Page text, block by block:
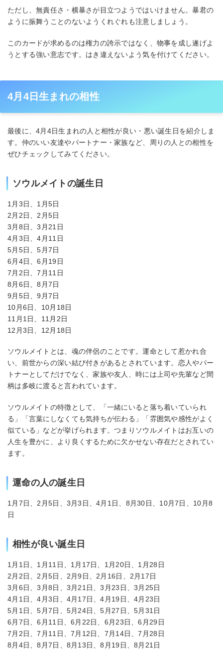
ただし、無責任さ・横暴さが目立つようではいけません。暴君の
ように振舞うことのないようくれぐれも注意しましょう。
このカードが求めるのは権力の誇示ではなく、物事を成し遂げよ
うとする強い意志です。はき違えないよう気を付けてください。
4月4日生まれの相性
最後に、4月4日生まれの人と相性が良い・悪い誕生日を紹介しま
す。仲のいい友達やパートナー・家族など、周りの人との相性を
ぜひチェックしてみてください。
ソウルメイトの誕生日
1月3日、1月5日
2月2日、2月5日
3月8日、3月21日
4月3日、4月11日
5月5日、5月7日
6月4日、6月19日
7月2日、7月11日
8月6日、8月7日
9月5日、9月7日
10月6日、10月18日
11月1日、11月2日
12月3日、12月18日
ソウルメイトとは、魂の伴侶のことです。運命として惹かれ合
い、前世からの深い結び付きがあるとされています。恋人やパー
トナーとしてだけでなく、家族や友人、時には上司や先輩など間
柄は多岐に渡ると言われています。
ソウルメイトの特徴として、「一緒にいると落ち着いていられ
る」「言葉にしなくても気持ちが伝わる」「雰囲気や感性がよく
似ている」などが挙げられます。つまりソウルメイトはお互いの
人生を豊かに、より良くするために欠かせない存在だとされてい
ます。
運命の人の誕生日
1月7日、2月5日、3月3日、4月1日、8月30日、10月7日、10月8
日
相性が良い誕生日
1月1日、1月11日、1月17日、1月20日、1月28日
2月2日、2月5日、2月9日、2月16日、2月17日
3月6日、3月8日、3月21日、3月23日、3月25日
4月1日、4月3日、4月17日、4月19日、4月23日
5月1日、5月7日、5月24日、5月27日、5月31日
6月7日、6月11日、6月22日、6月23日、6月29日
7月2日、7月11日、7月12日、7月14日、7月28日
8月4日、8月7日、8月13日、8月19日、8月21日